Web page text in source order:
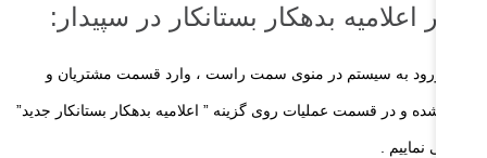
اعلامیه بدهکار بستانکار در سپیدار:
از ورود به سیستم در منوی سمت راست ، وارد قسمت مشتریان و
شده و در قسمت عملیات روی گزینه ” اعلامیه بدهکار بستانکار جدید”
می نماییم .